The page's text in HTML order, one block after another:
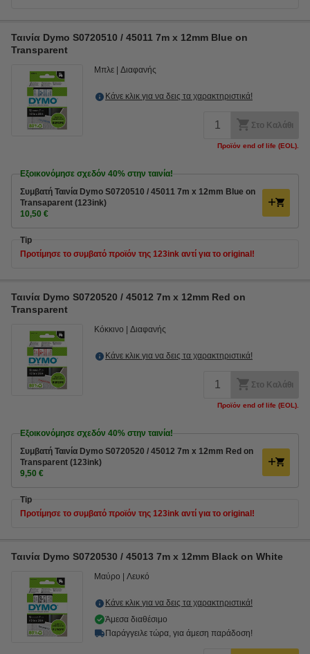
Ταινία Dymo S0720510 / 45011 7m x 12mm Blue on
Transparent
Μπλε Διαφανής
Κάνε κλικ για να δεις τα χαρακτηριστικά!
Στο Καλάθι
Προϊόν end of life (EOL).
Εξοικονόμησε σχεδόν 40% στην ταινία!
Συμβατή Ταινία Dymo S0720510 / 45011 7m x 12mm Blue on
Transaparent (123ink)
10,50 €
Tip
Προτίμησε το συμβατό προϊόν της 123ink αντί για το original!
Ταινία Dymo S0720520 / 45012 7m x 12mm Red on
Transparent
Κόκκινο Διαφανής
Κάνε κλικ για να δεις τα χαρακτηριστικά!
Στο Καλάθι
Προϊόν end of life (EOL).
Εξοικονόμησε σχεδόν 40% στην ταινία!
Συμβατή Ταινία Dymo S0720520 / 45012 7m x 12mm Red on
Transparent (123ink)
9,50 €
Tip
Προτίμησε το συμβατό προϊόν της 123ink αντί για το original!
Ταινία Dymo S0720530 / 45013 7m x 12mm Black on White
Μαύρο Λευκό
Κάνε κλικ για να δεις τα χαρακτηριστικά!
Άμεσα διαθέσιμο
Παράγγειλε τώρα, για άμεση παράδοση!